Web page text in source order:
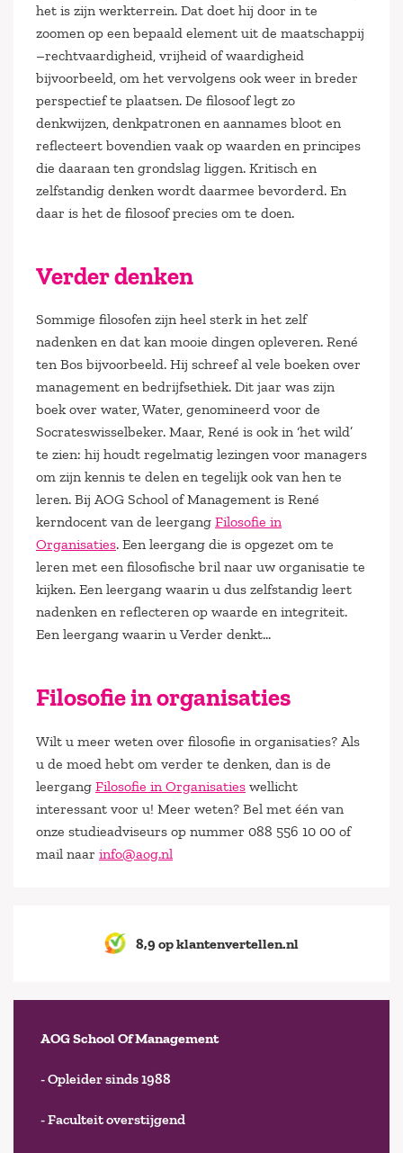
het is zijn werkterrein. Dat doet hij door in te
zoomen op een bepaald element uit de maatschappij
–rechtvaardigheid, vrijheid of waardigheid
bijvoorbeeld, om het vervolgens ook weer in breder
perspectief te plaatsen. De filosoof legt zo
denkwijzen, denkpatronen en aannames bloot en
reflecteert bovendien vaak op waarden en principes
die daaraan ten grondslag liggen. Kritisch en
zelfstandig denken wordt daarmee bevorderd. En
daar is het de filosoof precies om te doen.
Verder denken
Sommige filosofen zijn heel sterk in het zelf
nadenken en dat kan mooie dingen opleveren. René
ten Bos bijvoorbeeld. Hij schreef al vele boeken over
management en bedrijfsethiek. Dit jaar was zijn
boek over water, Water, genomineerd voor de
Socrateswisselbeker. Maar, René is ook in ‘het wild’
te zien: hij houdt regelmatig lezingen voor managers
om zijn kennis te delen en tegelijk ook van hen te
leren. Bij AOG School of Management is René
kerndocent van de leergang Filosofie in
Organisaties. Een leergang die is opgezet om te
leren met een filosofische bril naar uw organisatie te
kijken. Een leergang waarin u dus zelfstandig leert
nadenken en reflecteren op waarde en integriteit.
Een leergang waarin u Verder denkt…
Filosofie in organisaties
Wilt u meer weten over filosofie in organisaties? Als
u de moed hebt om verder te denken, dan is de
leergang Filosofie in Organisaties wellicht
interessant voor u! Meer weten? Bel met één van
onze studieadviseurs op nummer 088 556 10 00 of
mail naar info@aog.nl
8,9 op klantenvertellen.nl
AOG School Of Management
- Opleider sinds 1988
- Faculteit overstijgend